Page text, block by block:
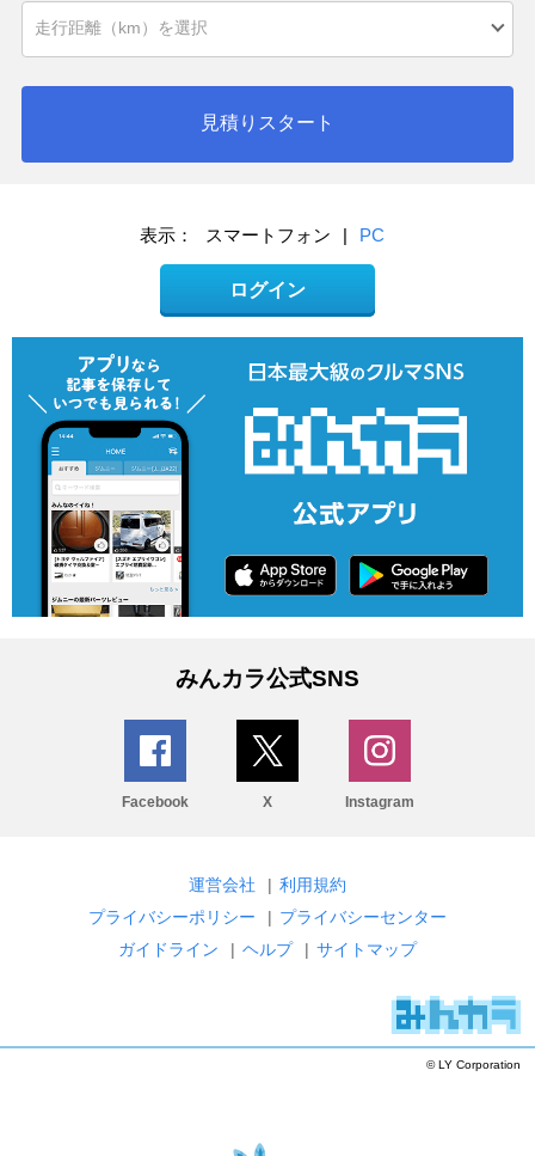
見積りスタート
表示： スマートフォン | PC
ログイン
みんカラ公式SNS
Facebook X Instagram
運営会社 | 利用規約
プライバシーポリシー
| プライバシーセンター
ガイドライン
| ヘルプ | サイトマップ
© LY Corporation